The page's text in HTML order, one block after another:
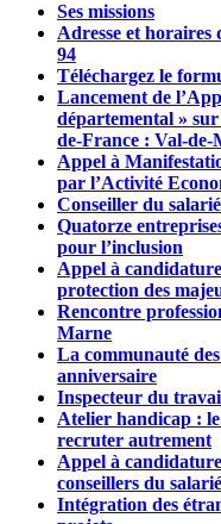
Ses missions
Adresse et horaires
94
Téléchargez le
Lancement de
départemental »
de-France : Val-de-
Appel à
par l’Activité
Conseiller du
Quatorze
pour l’inclusion
Appel à
protection des
Rencontre
Marne
La communauté
anniversaire
Inspecteur du
Atelier handicap :
recruter autrement
Appel à
conseillers du
Intégration des